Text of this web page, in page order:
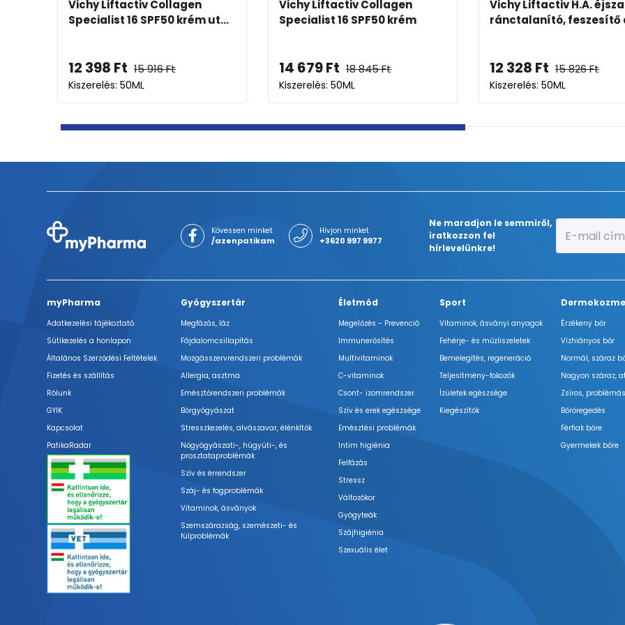
Vichy Liftactiv Flexiteint
öregedésgátló, fényvédős a...
11 401Ft 14 637Ft
Kiszerelés: 30ML
Vichy Liftactiv B3 Anti-dark
spots SPF50
14 679Ft 18 845Ft
Kiszerelés: 50ML
Vichy Liftactiv B3
korrigáló éjszakai
14 679Ft 18 845Ft
Kiszerelés: 50ML
Kövessen minket
/azenpatikam
Hívjon minket
+3620 997 9977
Ne maradjon le semmiről,
iratkozzon fel
hírlevelünkre!
myPharma
Adatkezelési tájékoztató
Sütikezelés a honlapon
Általános Szerződési Feltételek
Fizetés és szállítás
Rólunk
GYIK
Kapcsolat
PatikaRadar
Gyógyszertár
Megfázás, láz
Fájdalomcsillapítás
Mozgásszervrendszeri problémák
Allergia, asztma
Emésztőrendszeri problémák
Bőrgyógyászat
Stresszkezelés, alvászavar, élénkítők
Nőgyógyászati-, húgyúti-, és
prosztataproblémák
Szív és érrendszer
Száj- és fogproblémák
Vitaminok, ásványok
Szemszárazság, szemészeti- és
fülproblémák
Életmód
Megelőzés - Prevenció
Immunerősítés
Multivitaminok
C-vitaminok
Csont- izomrendszer
Szív és erek egészsége
Emésztési problémák
Intim higiénia
Felfázás
Stressz
Változókor
Gyógyteák
Szájhigiénia
Szexuális élet
Sport
Vitaminok, ásványi anyagok
Fehérje- és műzliszeletek
Bemelegítés, regeneráció
Teljesítmény-fokozók
Ízületek egészsége
Kiegészítők
Érzékeny bőr
Vízhiányos bőr
Normál, száraz
Nagyon száraz,
Zsíros,
Bőröregedés
Férfiak bőre
Gyermekek bőre